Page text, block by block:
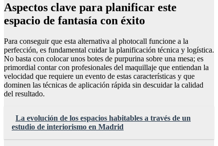
Aspectos clave para planificar este
espacio de fantasía con éxito
Para conseguir que esta alternativa al photocall funcione a la
perfección, es fundamental cuidar la planificación técnica y logística.
No basta con colocar unos botes de purpurina sobre una mesa; es
primordial contar con profesionales del maquillaje que entiendan la
velocidad que requiere un evento de estas características y que
dominen las técnicas de aplicación rápida sin descuidar la calidad
del resultado.
La evolución de los espacios habitables a través de un
estudio de interiorismo en Madrid